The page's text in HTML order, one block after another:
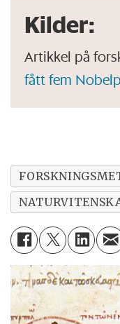
Kilder:
Artikkel på
fått fem
Artikkel på
bananfluene
Artikkel fra
forskning.no:
bananfluer.